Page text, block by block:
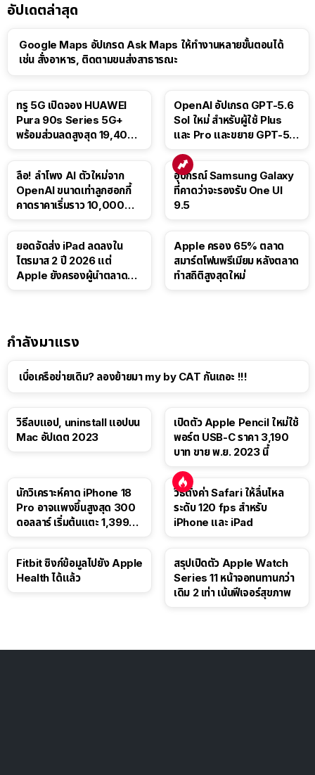
อัปเดตล่าสุด
Google Maps อัปเกรด Ask Maps ให้ทำงานหลายขั้นตอนได้
เช่น สั่งอาหาร, ติดตามขนส่งสาธารณะ
ทรู 5G เปิดจอง HUAWEI
Pura 90s Series 5G+
พร้อมส่วนลดสูงสุด 19,400
OpenAI อัปเกรด GPT-5.6
Sol ใหม่ สำหรับผู้ใช้ Plus
และ Pro และขยาย GPT-5.6
ลือ! ลำโพง AI ตัวใหม่จาก
OpenAI ขนาดเท่าลูกฮอกกี้
คาดราคาเริ่มราว 10,000
อุปกรณ์ Samsung Galaxy
ที่คาดว่าจะรองรับ One UI
9.5
ยอดจัดส่ง iPad ลดลงใน
ไตรมาส 2 ปี 2026 แต่
Apple ยังครองผู้นำตลาด
Apple ครอง 65% ตลาด
สมาร์ตโฟนพรีเมียม หลังตลาด
ทำสถิติสูงสุดใหม่
กำลังมาแรง
เบื่อเครือข่ายเดิม? ลองย้ายมา my by CAT กันเถอะ !!!
วิธีลบแอป, uninstall แอปบน
Mac อัปเดต 2023
เปิดตัว Apple Pencil ใหม่ใช้
พอร์ต USB-C ราคา 3,190
บาท ขาย พ.ย. 2023 นี้
นักวิเคราะห์คาด iPhone 18
Pro อาจแพงขึ้นสูงสุด 300
ดอลลาร์ เริ่มต้นแตะ 1,399
วิธีตั้งค่า Safari ให้ลื่นไหล
ระดับ 120 fps สำหรับ
iPhone และ iPad
Fitbit ซิงก์ข้อมูลไปยัง Apple
Health ได้แล้ว
สรุปเปิดตัว Apple Watch
Series 11 หน้าจอทนทานกว่า
เดิม 2 เท่า เน้นฟีเจอร์สุขภาพ